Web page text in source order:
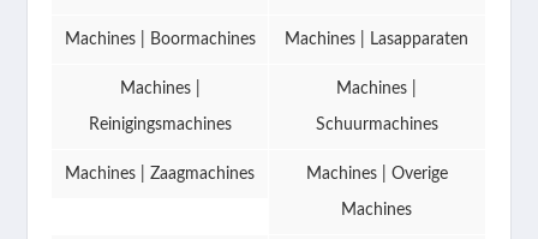
Machines | Boormachines Machines | Lasapparaten
Machines |
Reinigingsmachines
Machines |
Schuurmachines
Machines | Zaagmachines Machines | Overige
Machines